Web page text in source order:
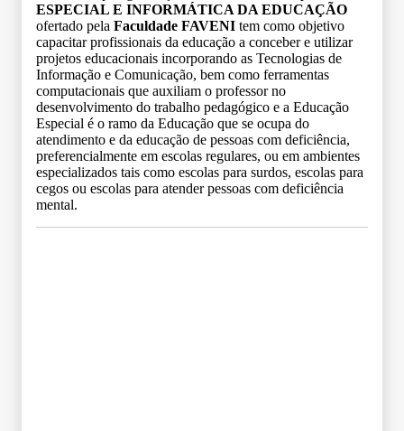
ESPECIAL E INFORMÁTICA DA EDUCAÇÃO
ofertado pela Faculdade FAVENI tem como objetivo
capacitar profissionais da educação a conceber e utilizar
projetos educacionais incorporando as Tecnologias de
Informação e Comunicação, bem como ferramentas
computacionais que auxiliam o professor no
desenvolvimento do trabalho pedagógico e a Educação
Especial é o ramo da Educação que se ocupa do
atendimento e da educação de pessoas com deficiência,
preferencialmente em escolas regulares, ou em ambientes
especializados tais como escolas para surdos, escolas para
cegos ou escolas para atender pessoas com deficiência
mental.